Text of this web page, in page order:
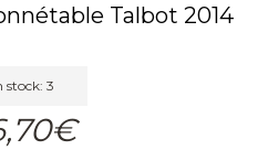
Talbot 2014
stock: 3